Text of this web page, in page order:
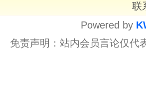
联
Powered by
免责声明：站内会员言论仅代